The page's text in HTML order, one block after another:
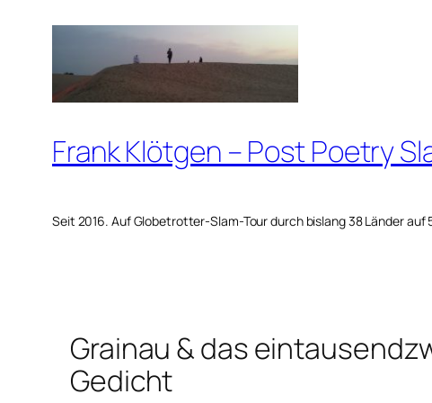
springen
Frank Klötgen – Post Poetry
Seit 2016. Auf Globetrotter-Slam-Tour durch bislang 38 Länder auf
Grainau & das
Gedicht